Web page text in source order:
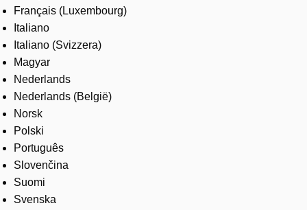
Français (Luxembourg)
Italiano
Italiano (Svizzera)
Magyar
Nederlands
Nederlands (België)
Norsk
Polski
Português
Slovenčina
Suomi
Svenska